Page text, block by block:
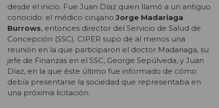
desde el inicio. Fue Juan Díaz quien llamó a un antiguo
conocido: el médico cirujanoJorge Madariaga
Burrows, entonces director del Servicio de Salud de
Concepción (SSC). CIPER supo de al menos una
reunión en la que participaron el doctor Madariaga, su
jefe de Finanzas en el SSC, George Sepúlveda, y Juan
Díaz, en la que éste último fue informado de cómo
debía presentarse la sociedad que representaba en
una próxima licitación.